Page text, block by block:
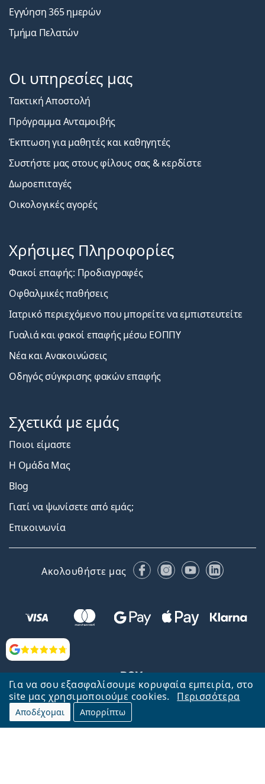
Για να σου εξασφαλίσουμε κορυφαία εμπειρία, στο
site μας χρησιμοποιούμε cookies.
Περισσότερα
Αποδέχομαι Απορρίπτω
Αξιολογήσεις
Εγγύηση 365 ημερών
Τμήμα Πελατών
Οι υπηρεσίες μας
Τακτική Αποστολή
Πρόγραμμα Ανταμοιβής
Έκπτωση για μαθητές και καθηγητές
Συστήστε μας στους φίλους σας & κερδίστε
Δωροεπιταγές
Οικολογικές αγορές
Χρήσιμες Πληροφορίες
Φακοί επαφής: Προδιαγραφές
Οφθαλμικές παθήσεις
Ιατρικό περιεχόμενο που μπορείτε να εμπιστευτείτε
Γυαλιά και φακοί επαφής μέσω ΕΟΠΠΥ
Νέα και Ανακοινώσεις
Οδηγός σύγκρισης φακών επαφής
Σχετικά με εμάς
Ποιοι είμαστε
Η Ομάδα Μας
Blog
Γιατί να ψωνίσετε από εμάς;
Επικοινωνία
Ακολουθήστε μας FacebookInstagram
YouTubeLinkedIn
Επιστροφή στην αρχική σελίδα